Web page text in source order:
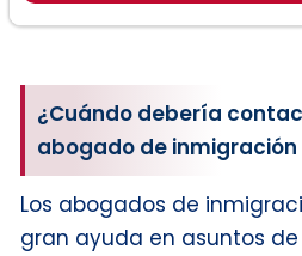
¿Cuándo debería
abogado de inmigración
Los abogados de
gran ayuda en asuntos